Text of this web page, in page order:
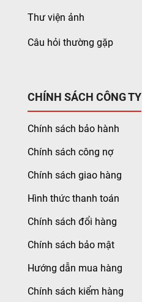
Thư viện ảnh
Câu hỏi thường gặp
CHÍNH SÁCH CÔNG TY
Chính sách bảo hành
Chính sách công nợ
Chính sách giao hàng
Hình thức thanh toán
Chính sách đổi hàng
Chính sách bảo mật
Hướng dẫn mua hàng
Chính sách kiểm hàng